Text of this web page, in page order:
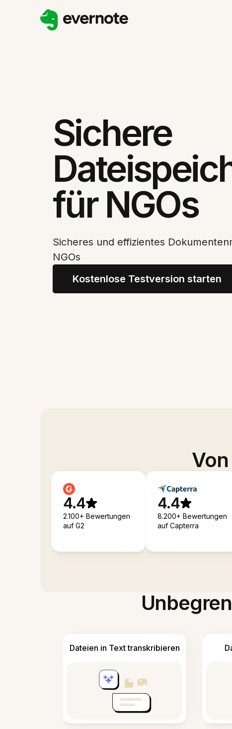
Sichere
für NGOs
Sicheres und effizientes
NGOs
Kostenlose Testversion starten
4.4
2.100+ Bewertungen
auf G2
4.4
8.200+ Bewertungen
auf Capterra
Dateien in Text transkribieren